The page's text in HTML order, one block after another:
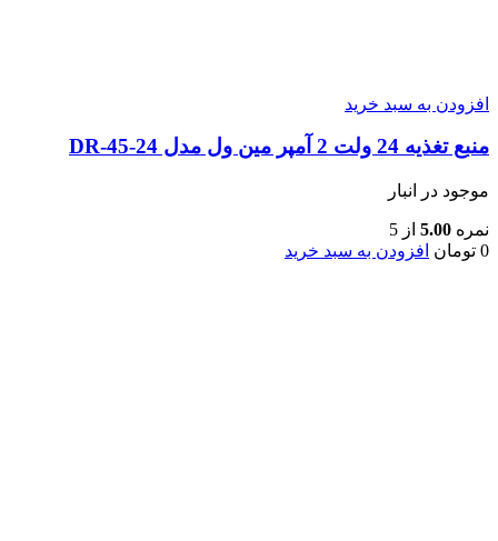
افزودن به سبد خرید
منبع تغذیه 24 ولت 2 آمپر مین ول مدل DR-45-24
موجود در انبار
نمره 5.00 از 5
0 تومان افزودن به سبد خرید